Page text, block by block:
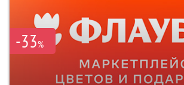
-33%